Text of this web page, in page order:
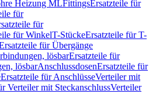
Heizung MLFittingsErsatzteile für
für
für
für WinkelT-StückeErsatzteile für T-
für Übergänge
lösbarErsatzteile für
lösbarAnschlussdosenErsatzteile für
Ersatzteile für AnschlüsseVerteiler mit
Verteiler mit SteckanschlussVerteiler